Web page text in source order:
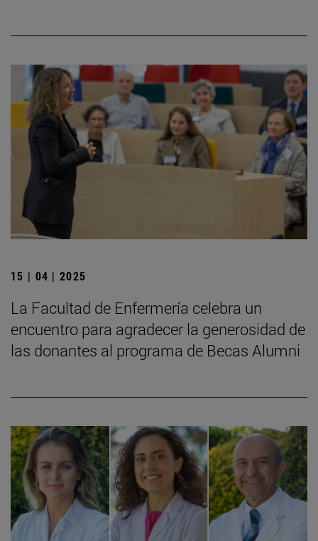
15 | 04 | 2025
La Facultad de Enfermería celebra un
encuentro para agradecer la generosidad de
las donantes al programa de Becas Alumni